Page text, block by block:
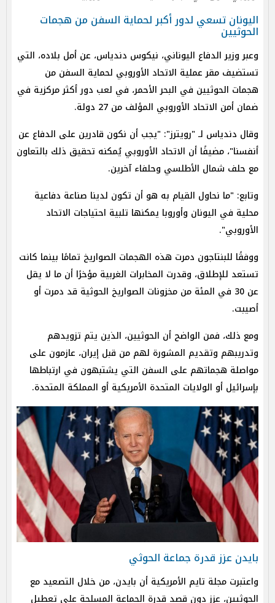
اليونان تسعي لدور أكبر لحماية السفن من هجمات
الحوثيين
وعبر وزير الدفاع اليوناني، نيكوس دندياس، عن أمل بلاده، التي
تستضيف مقر عملية الاتحاد الأوروبي لحماية السفن من
هجمات الحوثيين في البحر الأحمر، في لعب دور أكثر مركزية في
ضمان أمن الاتحاد الأوروبي المؤلف من 27 دولة.
وقال دندياس لـ "رويترز": "يجب أن نكون قادرين على الدفاع عن
أنفسنا"، مضيفًا أن الاتحاد الأوروبي يُمكنه تحقيق ذلك بالتعاون
مع حلف شمال الأطلسي وحلفاء آخرين.
وتابع: "ما نحاول القيام به هو أن تكون لدينا صناعة دفاعية
محلية في اليونان وأوروبا يمكنها تلبية احتياجات الاتحاد
الأوروبي".
ووفقًا للبنتاجون دمرت هذه الهجمات الصواريخ تمامًا بينما كانت
تستعد للإطلاق، وقدرت المخابرات الغربية مؤخرًا أن ما لا يقل
عن 30 في المئة من مخزونات الصواريخ الحوثية قد دمرت أو
أصيبت.
ومع ذلك، فمن الواضح أن الحوثيين، الذين يتم تزويدهم
وتدريبهم وتقديم المشورة لهم من قبل إيران، عازمون على
مواصلة هجماتهم على السفن التي يشتبهون في ارتباطها
بإسرائيل أو الولايات المتحدة الأمريكية أو المملكة المتحدة.
بايدن عزز قدرة جماعة الحوثي
واعتبرت مجلة تايم الأمريكية أن بايدن، من خلال التصعيد مع
الحوثيين، عزز دون قصد قدرة الجماعة المسلحة على تعطيل